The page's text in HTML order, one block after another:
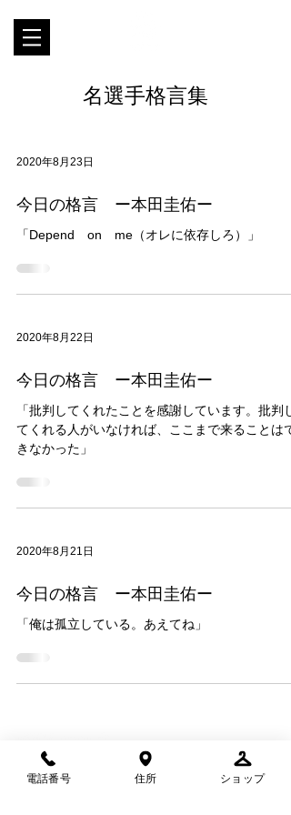
名選手格言集
2020年8月23日
今日の格言 ー本田圭佑ー
「Depend on me（オレに依存しろ）」
2020年8月22日
今日の格言 ー本田圭佑ー
「批判してくれたことを感謝しています。批判し
てくれる人がいなければ、ここまで来ることはで
きなかった」
2020年8月21日
今日の格言 ー本田圭佑ー
「俺は孤立している。あえてね」
​【SOLumコミュニティフィールド】
電話番号 住所 ショップ